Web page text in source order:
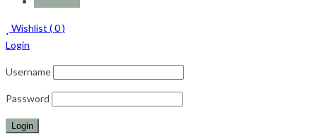
Wishlist (0)
Login
Username
Password